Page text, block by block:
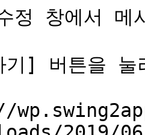
정 창에서 메
] 버튼을 눌